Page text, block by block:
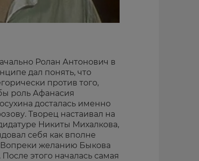
Ролан Антонович в
дал понять, что
против того,
роль Афанасия
досталась именно
Творец настаивал на
Никиты Михалкова,
себя как вполне
Вопреки желанию Быкова
этого началась самая